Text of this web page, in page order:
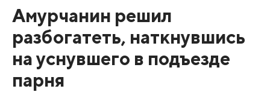
Амурчанин решил
разбогатеть, наткнувшись
на уснувшего в подъезде
парня